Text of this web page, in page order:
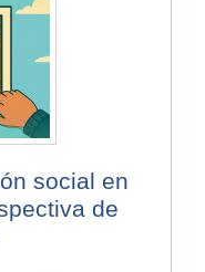
social en
de